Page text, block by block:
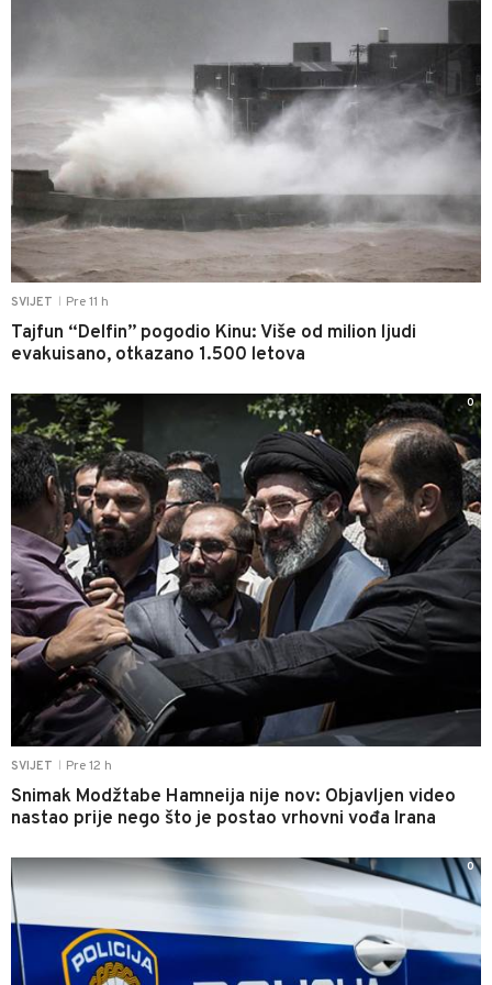
SVIJET Pre 11 h
Tajfun “Delfin” pogodio Kinu: Više od milion ljudi
evakuisano, otkazano 1.500 letova
SVIJET Pre 12 h
Snimak Modžtabe Hamneija nije nov: Objavljen video
nastao prije nego što je postao vrhovni vođa Irana
0
0